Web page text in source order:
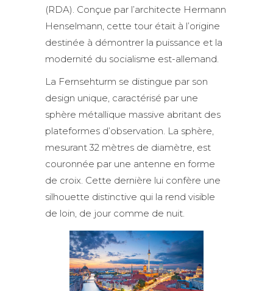
(RDA). Conçue par l’architecte Hermann
Henselmann, cette tour était à l’origine
destinée à démontrer la puissance et la
modernité du socialisme est-allemand.
La Fernsehturm se distingue par son
design unique, caractérisé par une
sphère métallique massive abritant des
plateformes d’observation. La sphère,
mesurant 32 mètres de diamètre, est
couronnée par une antenne en forme
de croix. Cette dernière lui confère une
silhouette distinctive qui la rend visible
de loin, de jour comme de nuit.